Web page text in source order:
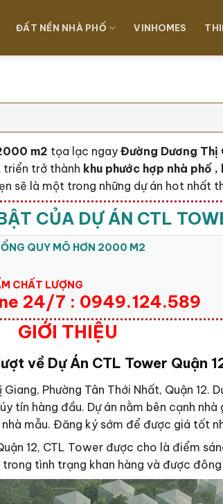
ĐẤT NỀN NHÀ PHỐ VINHOMES
m2 tọa lạc ngay Đường Dương Thị
triển trở thành khu phước hợp nhà phố
sẽ là một trong những dự án hot nhất
CỦA DỰ ÁN CTL
QUY MÔ HƠN 2000 M2
CHẤT LƯỢNG
24/7 : 0949.124.589
GIỚI THIỆU
về Dự Án CTL Tower Quận
Phường Tân Thới Nhất, Quận 12.
tín hàng đầu. Dự án nằm bên cạnh nhà
mẫu. Đăng ký sớm để được giá tốt
12, CTL Tower được cho là điểm
tình trạng khan hàng và được